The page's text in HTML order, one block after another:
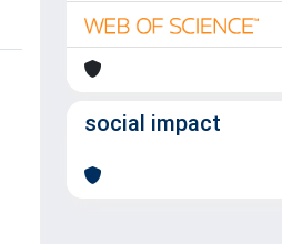
social impact